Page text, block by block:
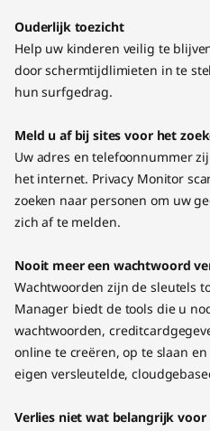
Ouderlijk toezicht
Help uw kinderen veilig te
door schermtijdlimieten in te
hun surfgedrag.
Meld u af bij sites voor het
Uw adres en telefoonnummer
het internet. Privacy Monitor
zoeken naar personen om uw
zich af te melden.
Nooit meer een wachtwoord
Wachtwoorden zijn de sleutels
Manager biedt de tools die u
wachtwoorden,
online te creëren, op te slaan
eigen versleutelde,
Verlies niet wat belangrijk voor